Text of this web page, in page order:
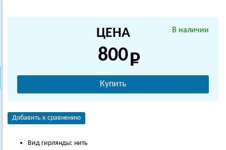
В наличии
ЦЕНА
800
Купить
Добавить к сравнению
Вид гирлянды: нить